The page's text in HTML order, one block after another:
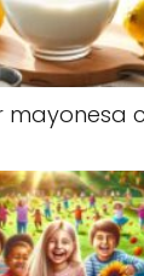
mayonesa